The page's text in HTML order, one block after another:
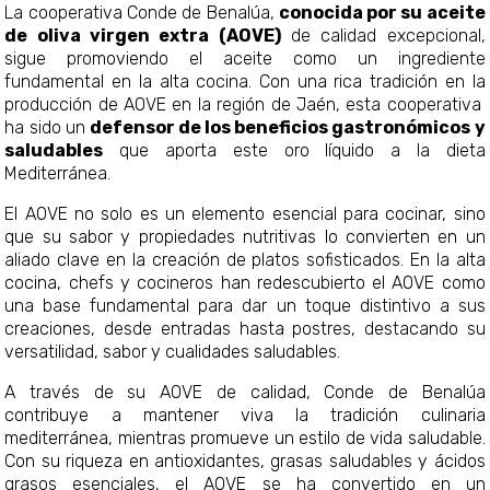
La cooperativa Conde de Benalúa, conocida por su aceite
de oliva virgen extra (AOVE)de calidad excepcional,
sigue promoviendo el aceite como un ingrediente
fundamental en la alta cocina. Con una rica tradición en la
producción de AOVE en la región de Jaén, esta cooperativa
ha sido un defensor de los beneficios gastronómicos y
saludables que aporta este oro líquido a la dieta
Mediterránea.
El AOVE no solo es un elemento esencial para cocinar, sino
que su sabor y propiedades nutritivas lo convierten en un
aliado clave en la creación de platos sofisticados. En la alta
cocina, chefs y cocineros han redescubierto el AOVE como
una base fundamental para dar un toque distintivo a sus
creaciones, desde entradas hasta postres, destacando su
versatilidad, sabor y cualidades saludables.
A través de su AOVE de calidad, Conde de Benalúa
contribuye a mantener viva la tradición culinaria
mediterránea, mientras promueve un estilo de vida saludable.
Con su riqueza en antioxidantes, grasas saludables y ácidos
grasos esenciales, el AOVE se ha convertido en un